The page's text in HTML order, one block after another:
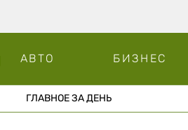
АВТО БИЗНЕС
ГЛАВНОЕ ЗА ДЕНЬ